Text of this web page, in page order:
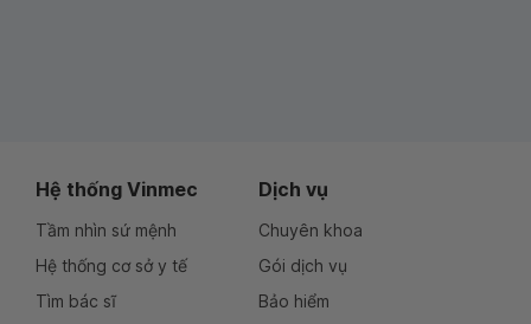
Hệ thống Vinmec
Tầm nhìn sứ mệnh
Hệ thống cơ sở y tế
Tìm bác sĩ
Dịch vụ
Chuyên khoa
Gói dịch vụ
Bảo hiểm